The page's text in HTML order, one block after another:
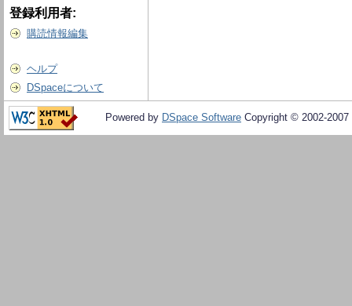
登録利用者:
購読情報編集
ヘルプ
DSpaceについて
Powered by DSpace Software Copyright © 2002-2007